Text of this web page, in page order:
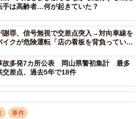
通課の担当者に企画した理由や、
走り”が危険であるかを特集してい
チラシ等で市民の皆さんに啓発活
をしたという投書をいただきまし
は高齢者…何が起きていた？
謝罪、信号無視で交差点突入→対向車線を
クが危険運転「店の看板を背負っている
故多発7カ所公表 岡山県警初集計 最多
交差点、過去5年で18件
事件